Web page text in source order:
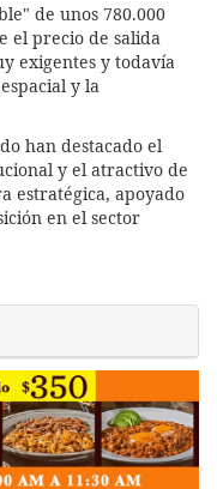
de unos 780.000
el precio de salida
exigentes y todavía
y la
han destacado el
y el atractivo de
estratégica, apoyado
en el sector